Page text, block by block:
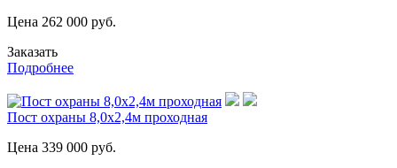
Цена 262 000 руб.
Заказать
Подробнее
Пост охраны 8,0х2,4м проходная
Цена 339 000 руб.